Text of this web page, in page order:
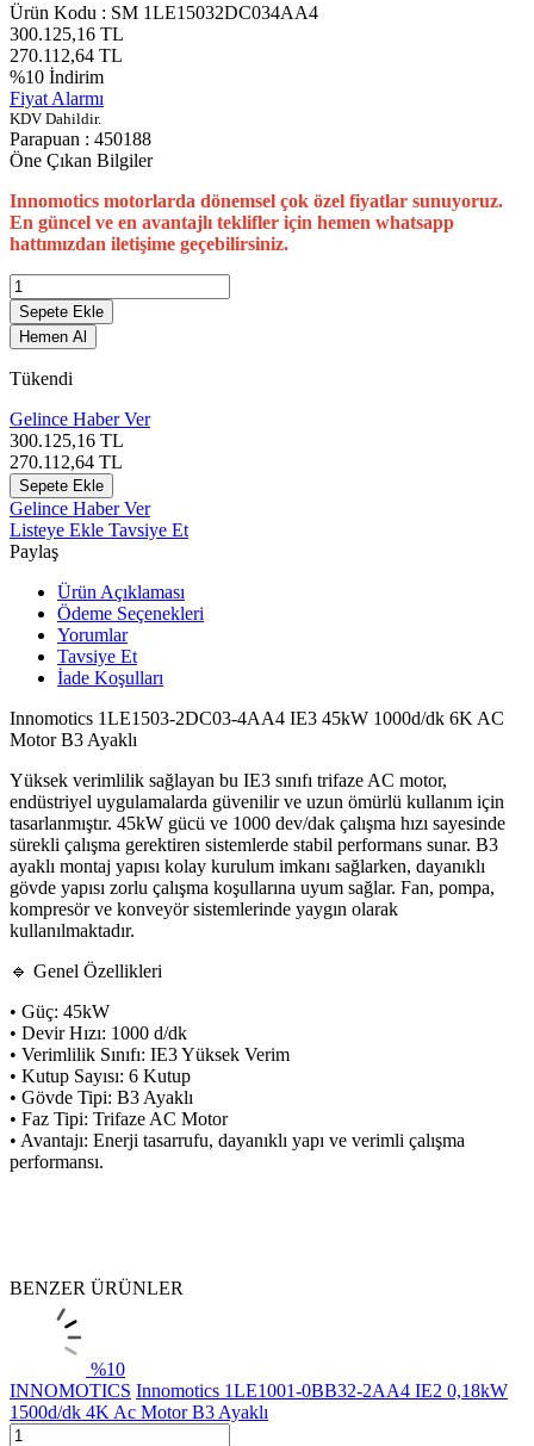
Ürün Kodu : SM 1LE15032DC034AA4
300.125,16 TL
270.112,64 TL
%10 İndirim
Fiyat Alarmı
KDV Dahildir.
Parapuan : 450188
Öne Çıkan Bilgiler
Innomotics motorlarda dönemsel çok özel fiyatlar sunuyoruz.
En güncel ve en avantajlı teklifler için hemen whatsapp
hattımızdan iletişime geçebilirsiniz.
Sepete Ekle
Hemen Al
Tükendi
Gelince Haber Ver
300.125,16 TL
270.112,64 TL
Sepete Ekle
Gelince Haber Ver
Listeye Ekle Tavsiye Et
Paylaş
Ürün Açıklaması
Ödeme Seçenekleri
Yorumlar
Tavsiye Et
İade Koşulları
Innomotics 1LE1503-2DC03-4AA4 IE3 45kW 1000d/dk 6K AC
Motor B3 Ayaklı
Yüksek verimlilik sağlayan bu IE3 sınıfı trifaze AC motor,
endüstriyel uygulamalarda güvenilir ve uzun ömürlü kullanım için
tasarlanmıştır. 45kW gücü ve 1000 dev/dak çalışma hızı sayesinde
sürekli çalışma gerektiren sistemlerde stabil performans sunar. B3
ayaklı montaj yapısı kolay kurulum imkanı sağlarken, dayanıklı
gövde yapısı zorlu çalışma koşullarına uyum sağlar. Fan, pompa,
kompresör ve konveyör sistemlerinde yaygın olarak
kullanılmaktadır.
🔹 Genel Özellikleri
• Güç: 45kW
• Devir Hızı: 1000 d/dk
• Verimlilik Sınıfı: IE3 Yüksek Verim
• Kutup Sayısı: 6 Kutup
• Gövde Tipi: B3 Ayaklı
• Faz Tipi: Trifaze AC Motor
• Avantajı: Enerji tasarrufu, dayanıklı yapı ve verimli çalışma
performansı.
BENZER ÜRÜNLER
%10
INNOMOTICS Innomotics 1LE1001-0BB32-2AA4 IE2 0,18kW
1500d/dk 4K Ac Motor B3 Ayaklı